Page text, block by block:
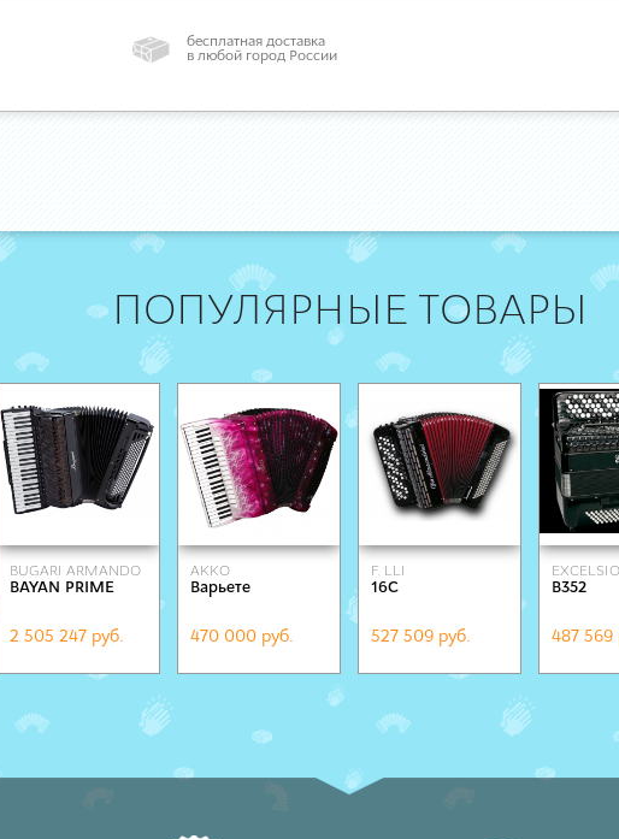
бесплатная доставка
в любой город России
ПОПУЛЯРНЫЕ ТОВАРЫ
BUGARI ARMANDO
BAYAN PRIME
2 505 247 руб.
AKKO
Варьете
470 000 руб.
F. LLI
ALESSANDRINI
16C
527 509 руб.
B352
487 569